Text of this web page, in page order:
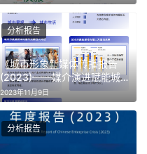
《城市形象新媒体传播报告
(2023)——媒介演进赋能城市
消费活力》报告全文
2023年11月9日
分析报告
分析报告